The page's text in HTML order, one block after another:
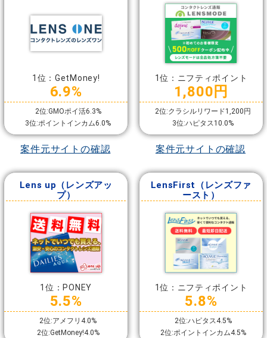
1位：GetMoney!
6.9%
2位:GMOポイ活6.3%
3位:ポイントインカム6.0%
案件元サイトの確認
1位：ニフティポイント
1,800円
2位:クラシルリワード1,200円
3位:ハピタス10.0%
案件元サイトの確認
Lens up（レンズアッ
プ）
1位：PONEY
5.5%
2位:アメフリ4.0%
2位:GetMoney!4.0%
LensFirst（レンズファ
ースト）
1位：ニフティポイント
5.8%
2位:ハピタス4.5%
2位:ポイントインカム4.5%